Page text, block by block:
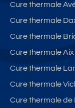
Cure thermale
Cure thermale
Cure thermale
Cure thermale
Cure thermale
Cure thermale
Cure thermale de